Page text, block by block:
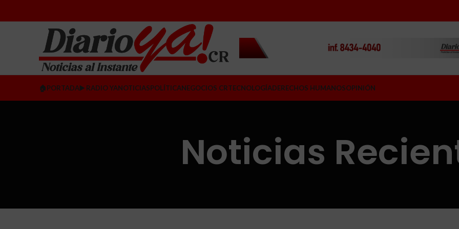
🏠PORTADA▶️ RADIO YANOTICIASPOLÍTICANEGOCIOS CRTECNOLOGÍADERECHOS HUMANOSOPINIÓN
Noticias